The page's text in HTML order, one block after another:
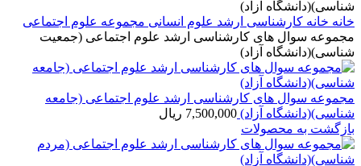
خانه خانه کارشناسی ارشد علوم انسانی مجموعه علوم اجتماعی
مجموعه سوال های کارشناسی ارشد علوم اجتماعی (جمعیت
شناسی)(دانشگاه آزاد)
مجموعه سوال های کارشناسی ارشد علوم اجتماعی (جامعه
شناسی)(دانشگاه آزاد) 7,500,000 ریال
بازگشت به محصولات